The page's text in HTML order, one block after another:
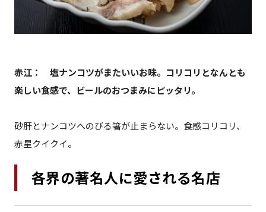
赤江： 塩ナンコツがまたいいお味。コリコリとなんとも
楽しい食感で、ビールのおつまみにピッタリ。
砂肝とナンコツへのびる箸が止まらない。食感コリコリ、
赤星クイクイ。
各界の著名人に愛される名店